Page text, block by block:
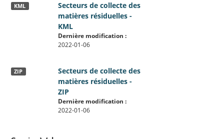
Secteurs de collecte des
matières résiduelles -
KML
KML
Dernière modification :
2022-01-06
Secteurs de collecte des
matières résiduelles -
ZIP
ZIP
Dernière modification :
2022-01-06